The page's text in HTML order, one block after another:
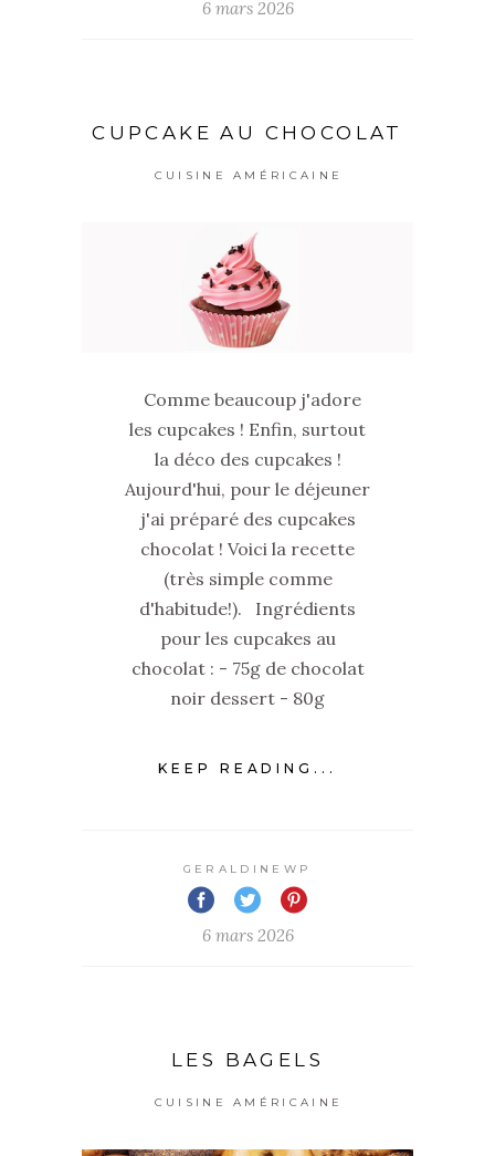
6 mars 2026
CUPCAKE AU CHOCOLAT
CUISINE AMÉRICAINE
Comme beaucoup j'adore
les cupcakes ! Enfin, surtout
la déco des cupcakes !
Aujourd'hui, pour le déjeuner
j'ai préparé des cupcakes
chocolat ! Voici la recette
(très simple comme
d'habitude!). Ingrédients
pour les cupcakes au
chocolat : - 75g de chocolat
noir dessert - 80g
KEEP READING...
GERALDINEWP
6 mars 2026
LES BAGELS
CUISINE AMÉRICAINE